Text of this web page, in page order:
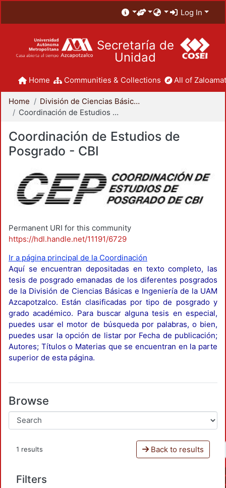
Log In
Secretaría de
Unidad
Home Communities & Collections All of
Home
División de Ciencias Básicas e Ingeniería
Coordinación de Estudios de Posgrado - CBI
Coordinación de Estudios de
Posgrado - CBI
Permanent URI for this community
https://hdl.handle.net/11191/6729
Ir a página principal de la Coordinación
Aquí se encuentran depositadas en texto completo, las
tesis de posgrado emanadas de los diferentes posgrados
de la División de Ciencias Básicas e Ingeniería de la UAM
Azcapotzalco. Están clasificadas por tipo de posgrado y
grado académico. Para buscar alguna tesis en especial,
puedes usar el motor de búsqueda por palabras, o bien,
puedes usar la opción de listar por Fecha de publicación;
Autores; Títulos o Materias que se encuentran en la parte
superior de esta página.
Browse
1 results Back to results
Filters